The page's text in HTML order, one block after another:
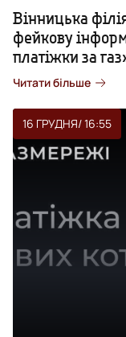
Вінницька
фейкову
платіжки за
Читати більше
16 ГРУДНЯ/ 16:55